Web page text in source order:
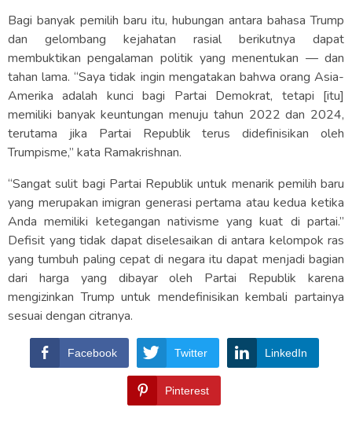
Bagi banyak pemilih baru itu, hubungan antara bahasa Trump
dan gelombang kejahatan rasial berikutnya dapat
membuktikan pengalaman politik yang menentukan — dan
tahan lama. “Saya tidak ingin mengatakan bahwa orang Asia-
Amerika adalah kunci bagi Partai Demokrat, tetapi [itu]
memiliki banyak keuntungan menuju tahun 2022 dan 2024,
terutama jika Partai Republik terus didefinisikan oleh
Trumpisme,” kata Ramakrishnan.
“Sangat sulit bagi Partai Republik untuk menarik pemilih baru
yang merupakan imigran generasi pertama atau kedua ketika
Anda memiliki ketegangan nativisme yang kuat di partai.”
Defisit yang tidak dapat diselesaikan di antara kelompok ras
yang tumbuh paling cepat di negara itu dapat menjadi bagian
dari harga yang dibayar oleh Partai Republik karena
mengizinkan Trump untuk mendefinisikan kembali partainya
sesuai dengan citranya.
Facebook Twitter LinkedIn
Pinterest